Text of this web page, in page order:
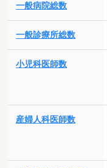
一般病院総数
一般診療所総数
小児科医師数
産婦人科医師数